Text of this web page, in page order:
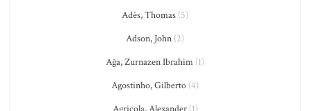
Adès, Thomas (5)
Adson, John (2)
Ağa, Zurnazen Ibrahim (1)
Agostinho, Gilberto (4)